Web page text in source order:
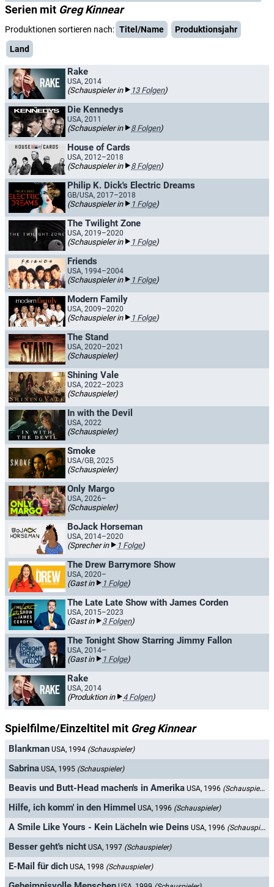
Serien mit Greg Kinnear
Produktionen sortieren nach: Titel/Name
Produktionsjahr
Land
Rake
USA, 2014
(Schauspieler in 13 Folgen)
Die Kennedys
USA, 2011
(Schauspieler in 8 Folgen)
House of Cards
USA, 2012–2018
(Schauspieler in 8 Folgen)
Philip K. Dick's Electric Dreams
GB/USA, 2017–2018
(Schauspieler in 1 Folge)
The Twilight Zone
USA, 2019–2020
(Schauspieler in 1 Folge)
Friends
USA, 1994–2004
(Schauspieler in 1 Folge)
Modern Family
USA, 2009–2020
(Schauspieler in 1 Folge)
The Stand
USA, 2020–2021
(Schauspieler)
Shining Vale
USA, 2022–2023
(Schauspieler)
In with the Devil
USA, 2022
(Schauspieler)
Smoke
USA/GB, 2025
(Schauspieler)
Only Margo
USA, 2026–
(Schauspieler)
BoJack Horseman​
USA, 2014–2020
(Sprecher in 1 Folge)
The Drew Barrymore Show
USA, 2020–
(Gast in 1 Folge)
The Late Late Show with James Corden
USA, 2015–2023
(Gast in 3 Folgen)
The Tonight Show Starring Jimmy Fallon
USA, 2014–
(Gast in 1 Folge)
Rake
USA, 2014
(Produktion in 4 Folgen)
Spielfilme/Einzeltitel mit Greg Kinnear
Blankman USA, 1994 (Schauspieler)
Sabrina USA, 1995 (Schauspieler)
Beavis und Butt-Head machen's in Amerika USA, 1996 (Schauspieler)
Hilfe, ich komm' in den Himmel USA, 1996 (Schauspieler)
A Smile Like Yours - Kein Lächeln wie Deins USA, 1996 (Schauspieler)
Besser geht's nicht USA, 1997 (Schauspieler)
E-Mail für dich USA, 1998 (Schauspieler)